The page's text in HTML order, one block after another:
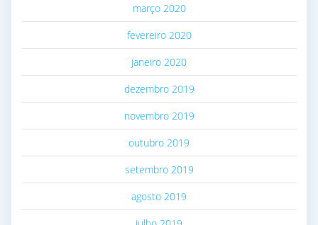
março 2020
fevereiro 2020
janeiro 2020
dezembro 2019
novembro 2019
outubro 2019
setembro 2019
agosto 2019